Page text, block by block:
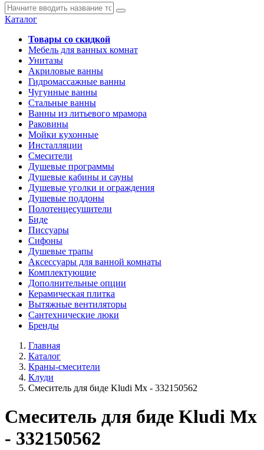
Каталог
Товары со скидкой
Мебель для ванных комнат
Унитазы
Акриловые ванны
Гидромассажные ванны
Чугунные ванны
Стальные ванны
Ванны из литьевого мрамора
Раковины
Мойки кухонные
Инсталляции
Смесители
Душевые программы
Душевые кабины и сауны
Душевые уголки и ограждения
Душевые поддоны
Полотенцесушители
Биде
Писсуары
Сифоны
Душевые трапы
Аксессуары для ванной комнаты
Комплектующие
Дополнительные опции
Керамическая плитка
Вытяжные вентиляторы
Сантехнические люки
Бренды
Главная
Каталог
Краны-смесители
Клуди
Смеситель для биде Kludi Mx - 332150562
Смеситель для биде Kludi Mx
- 332150562